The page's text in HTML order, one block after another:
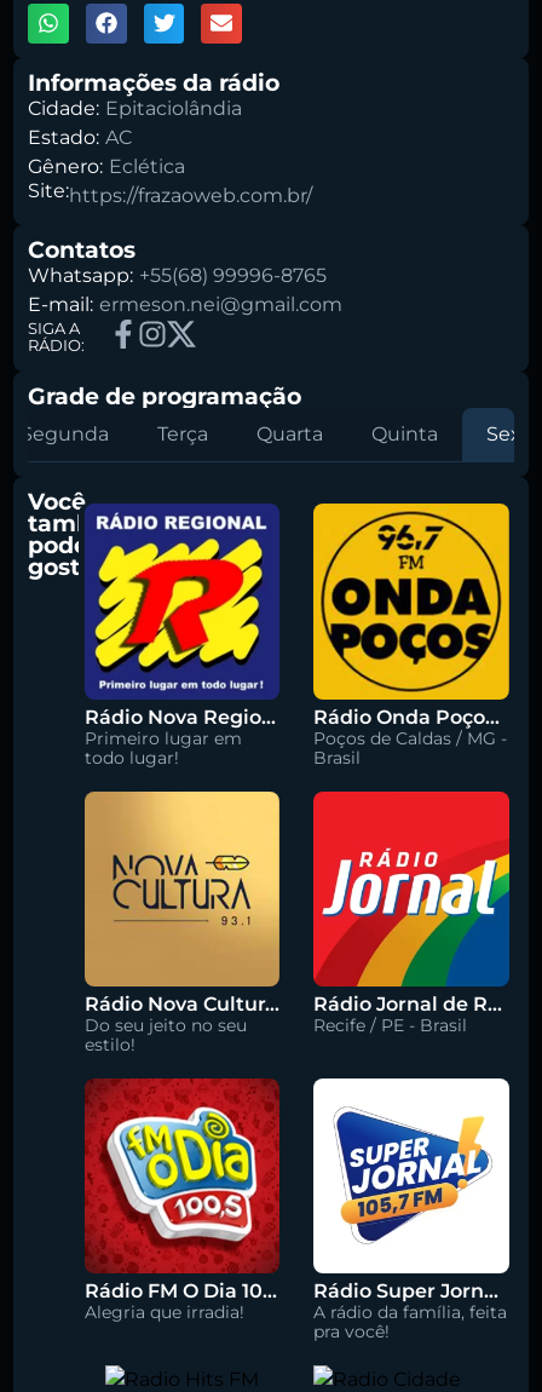
Informações da rádio
Cidade: Epitaciolândia
Estado: AC
Gênero: Eclética
Site:https://frazaoweb.com.br/
Contatos
Whatsapp: +55(68) 99996-8765
E-mail: ermeson.nei@gmail.com
SIGA A
RÁDIO:
Grade de programação
Segunda Terça Quarta Quinta Sexta
Você
também
pode
gostar
Rádio Nova Regional 91.5 FM
Primeiro lugar em
todo lugar!
Rádio Onda Poços 96.7 FM
Poços de Caldas / MG -
Brasil
Rádio Nova Cultura 93.1 FM
Do seu jeito no seu
estilo!
Rádio Jornal de Recife 90.3 FM
Recife / PE - Brasil
Rádio FM O Dia 100.5
Alegria que irradia!
Rádio Super Jornal 105.7 FM
A rádio da família, feita
pra você!